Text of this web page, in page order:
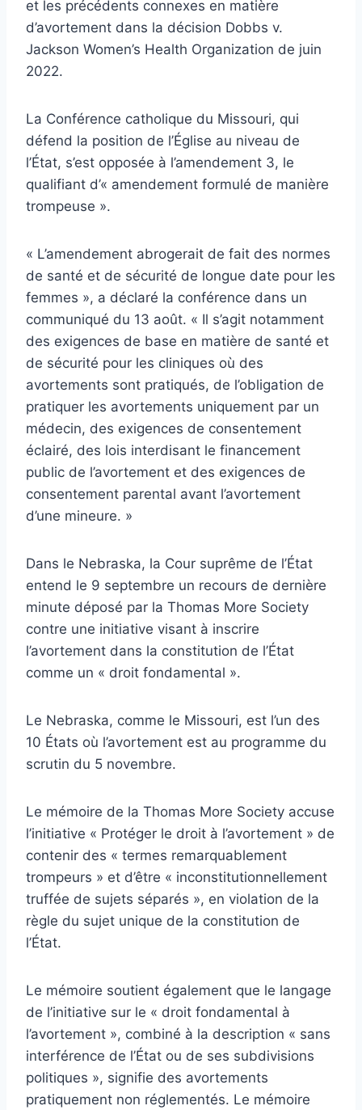
et les précédents connexes en matière
d’avortement dans la décision Dobbs v.
Jackson Women’s Health Organization de juin
2022.
La Conférence catholique du Missouri, qui
défend la position de l’Église au niveau de
l’État, s’est opposée à l’amendement 3, le
qualifiant d’« amendement formulé de manière
trompeuse ».
« L’amendement abrogerait de fait des normes
de santé et de sécurité de longue date pour les
femmes », a déclaré la conférence dans un
communiqué du 13 août. « Il s’agit notamment
des exigences de base en matière de santé et
de sécurité pour les cliniques où des
avortements sont pratiqués, de l’obligation de
pratiquer les avortements uniquement par un
médecin, des exigences de consentement
éclairé, des lois interdisant le financement
public de l’avortement et des exigences de
consentement parental avant l’avortement
d’une mineure. »
Dans le Nebraska, la Cour suprême de l’État
entend le 9 septembre un recours de dernière
minute déposé par la Thomas More Society
contre une initiative visant à inscrire
l’avortement dans la constitution de l’État
comme un « droit fondamental ».
Le Nebraska, comme le Missouri, est l’un des
10 États où l’avortement est au programme du
scrutin du 5 novembre.
Le mémoire de la Thomas More Society accuse
l’initiative « Protéger le droit à l’avortement » de
contenir des « termes remarquablement
trompeurs » et d’être « inconstitutionnellement
truffée de sujets séparés », en violation de la
règle du sujet unique de la constitution de
l’État.
Le mémoire soutient également que le langage
de l’initiative sur le « droit fondamental à
l’avortement », combiné à la description « sans
interférence de l’État ou de ses subdivisions
politiques », signifie des avortements
pratiquement non réglementés. Le mémoire